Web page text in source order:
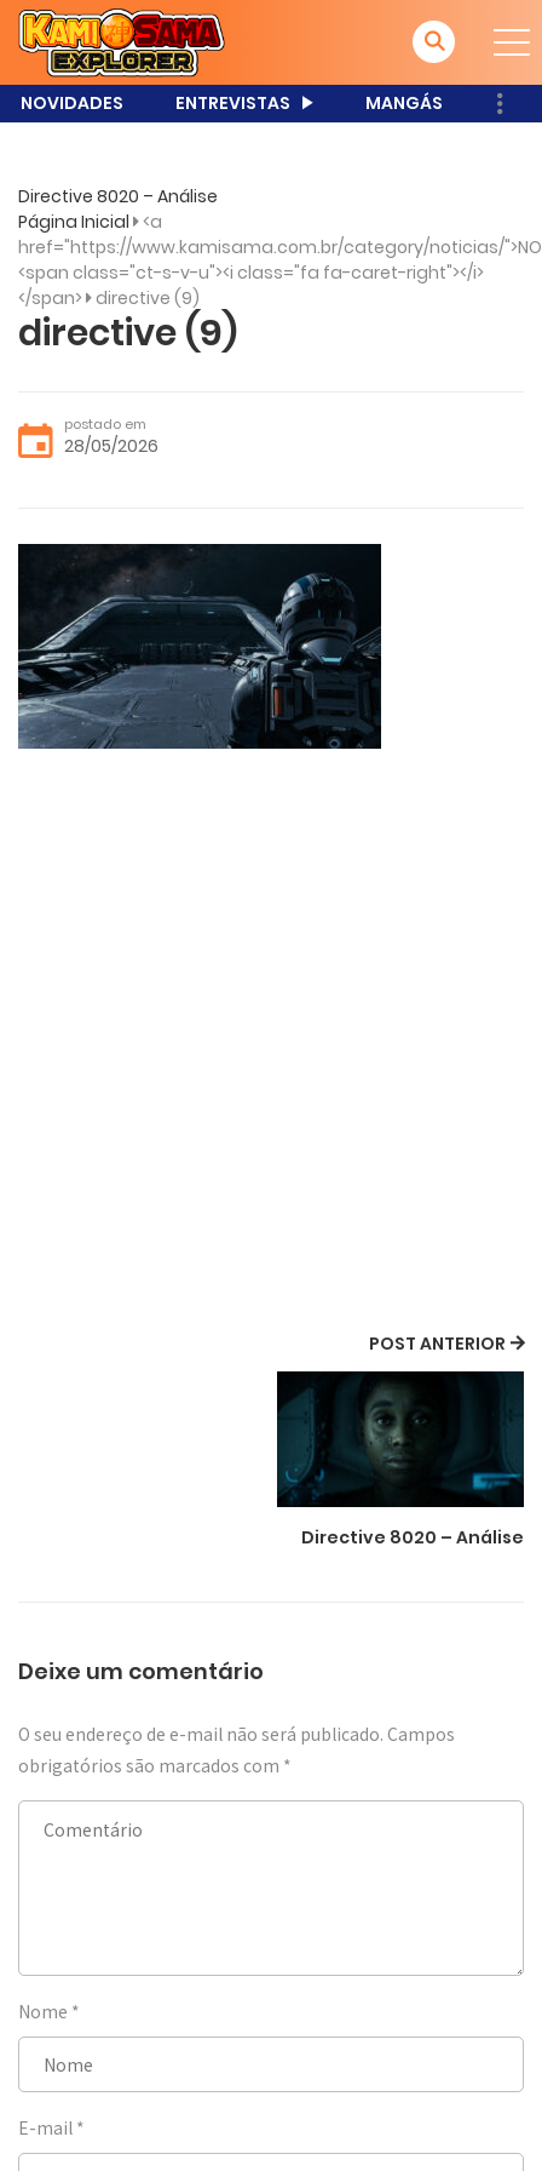
NOVIDADES ENTREVISTAS MANGÁS
Directive 8020 – Análise
Página Inicial <a
href="https://www.kamisama.com.br/category/noticias/
<span class="ct-s-v-u"><i class="fa fa-caret-right"></i>
</span> directive (9)
directive (9)
postado em
28/05/2026
POST ANTERIOR
Directive 8020 – Análise
Deixe um comentário
O seu endereço de e-mail não será publicado. Campos
obrigatórios são marcados com *
Nome *
E-mail *